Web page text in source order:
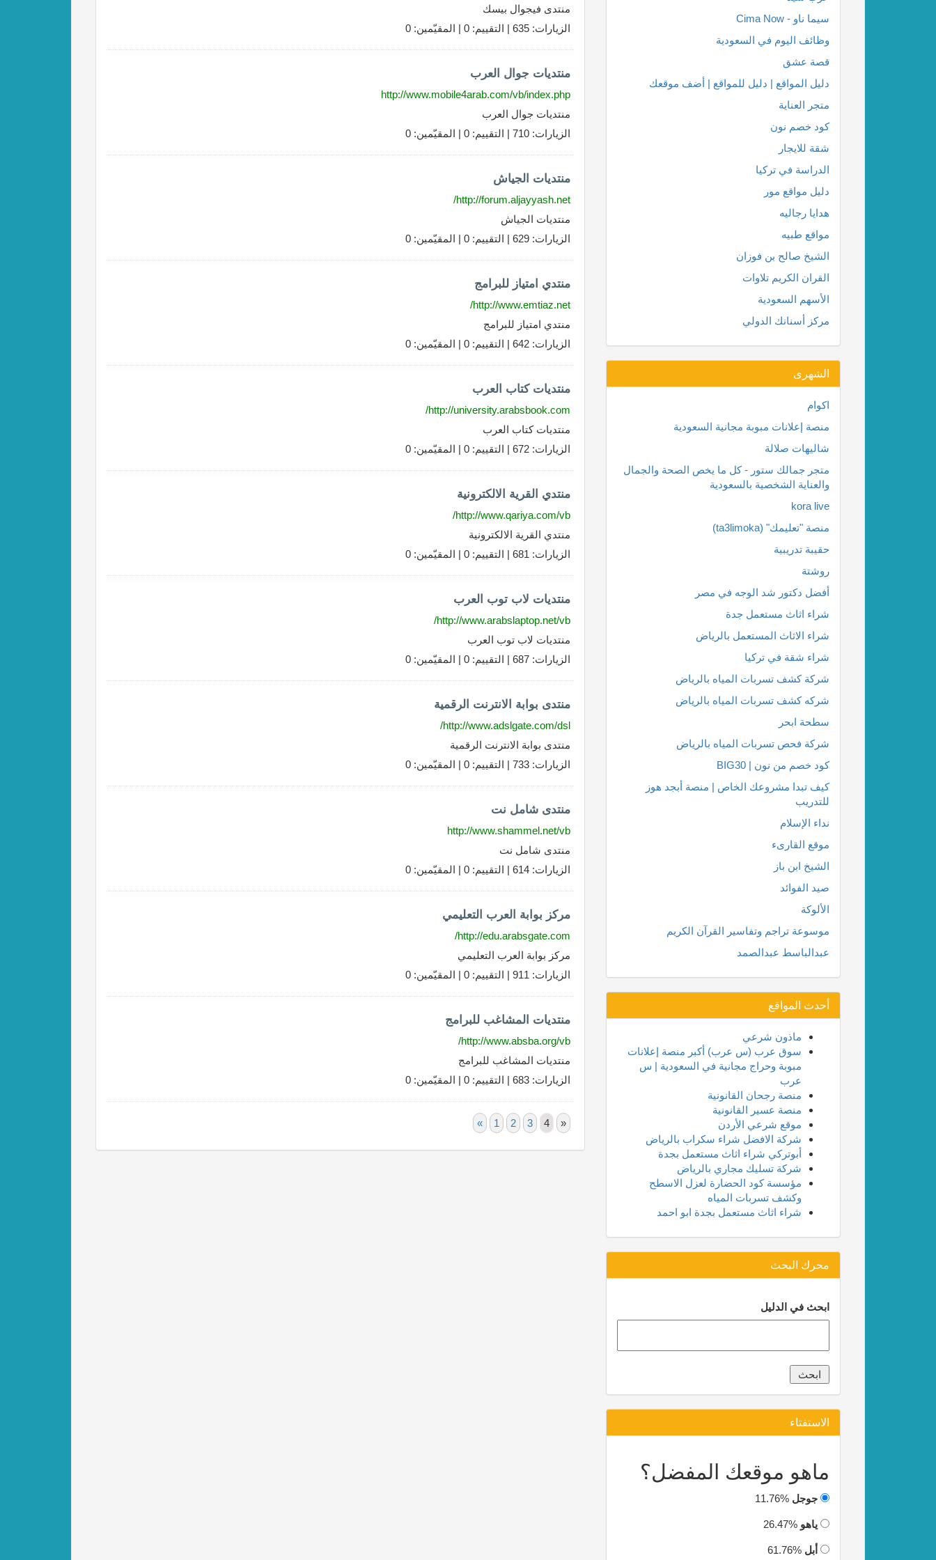
منتدى فيجوال بيسك
الزيارات: 635 | التقييم: 0 | المقيّمين: 0
منتديات جوال العرب
http://www.mobile4arab.com/vb/index.php
منتديات جوال العرب
الزيارات: 710 | التقييم: 0 | المقيّمين: 0
منتديات الجياش
http://forum.aljayyash.net/
منتديات الجياش
الزيارات: 629 | التقييم: 0 | المقيّمين: 0
منتدي امتياز للبرامج
http://www.emtiaz.net/
منتدي امتياز للبرامج
الزيارات: 642 | التقييم: 0 | المقيّمين: 0
منتديات كتاب العرب
http://university.arabsbook.com/
منتديات كتاب العرب
الزيارات: 672 | التقييم: 0 | المقيّمين: 0
منتدي القرية الالكترونية
http://www.qariya.com/vb/
منتدي القرية الالكترونية
الزيارات: 681 | التقييم: 0 | المقيّمين: 0
منتديات لاب توب العرب
http://www.arabslaptop.net/vb/
منتديات لاب توب العرب
الزيارات: 687 | التقييم: 0 | المقيّمين: 0
منتدى بوابة الانترنت الرقمية
http://www.adslgate.com/dsl/
منتدى بوابة الانترنت الرقمية
الزيارات: 733 | التقييم: 0 | المقيّمين: 0
منتدى شامل نت
http://www.shammel.net/vb
منتدى شامل نت
الزيارات: 614 | التقييم: 0 | المقيّمين: 0
مركز بوابة العرب التعليمي
http://edu.arabsgate.com/
مركز بوابة العرب التعليمي
الزيارات: 911 | التقييم: 0 | المقيّمين: 0
منتديات المشاغب للبرامج
http://www.absba.org/vb/
منتديات المشاغب للبرامج
الزيارات: 683 | التقييم: 0 | المقيّمين: 0
« 1 2 3 4 »
سيما ناو - Cima Now
وظائف اليوم في السعودية
قصة عشق
دليل المواقع | دليل للمواقع | أضف موقعك
متجر العناية
كود خصم نون
شقة للايجار
الدراسة في تركيا
دليل مواقع مور
هدايا رجاليه
مواقع طبيه
الشيخ صالح بن فوزان
القران الكريم تلاوات
الأسهم السعودية
مركز أسنانك الدولي
الشهرى
اكوام
منصة إعلانات مبوبة مجانية السعودية
شاليهات صلالة
متجر جمالك ستور - كل ما يخص الصحة والجمال
والعناية الشخصية بالسعودية
kora live
منصة "تعليمك" (ta3limoka)
حقيبة تدريبية
روشتة
أفضل دكتور شد الوجه في مصر
شراء اثاث مستعمل جدة
شراء الاثاث المستعمل بالرياض
شراء شقة في تركيا
شركة كشف تسربات المياه بالرياض
شركه كشف تسربات المياه بالرياض
سطحة ابحر
شركة فحص تسربات المياه بالرياض
كود خصم من نون | BIG30
كيف تبدا مشروعك الخاص | منصة أبجد هوز
للتدريب
نداء الإسلام
موقع القارىء
الشيخ ابن باز
صيد الفوائد
الألوكة
موسوعة تراجم وتفاسير القرآن الكريم
عبدالباسط عبدالصمد
أحدث المواقع
ماذون شرعي
سوق عرب (س عرب) أكبر منصة إعلانات
مبوبة وحراج مجانية في السعودية | س
عرب
منصة رجحان القانونية
منصة عسير القانونية
موقع شرعي الأردن
شركة الافضل شراء سكراب بالرياض
أبوتركي شراء اثاث مستعمل بجدة
شركة تسليك مجاري بالرياض
مؤسسة كود الحضارة لعزل الاسطح
وكشف تسربات المياه
شراء اثاث مستعمل بجدة ابو احمد
محرك البحث
ابحث في الدليل
الاستفتاء
ماهو موقعك المفضل؟
جوجل 11.76%
ياهو 26.47%
أبل 61.76%